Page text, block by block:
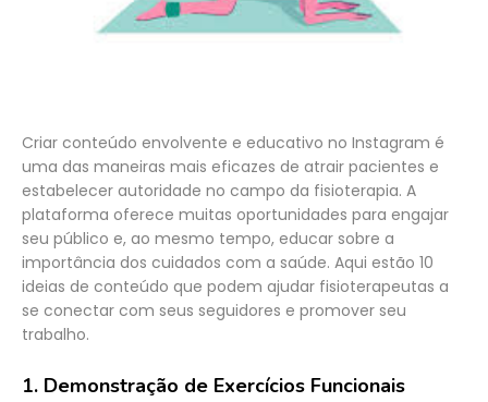
Criar conteúdo envolvente e educativo no Instagram é
uma das maneiras mais eficazes de atrair pacientes e
estabelecer autoridade no campo da fisioterapia. A
plataforma oferece muitas oportunidades para engajar
seu público e, ao mesmo tempo, educar sobre a
importância dos cuidados com a saúde. Aqui estão 10
ideias de conteúdo que podem ajudar fisioterapeutas a
se conectar com seus seguidores e promover seu
trabalho.
1. Demonstração de Exercícios Funcionais